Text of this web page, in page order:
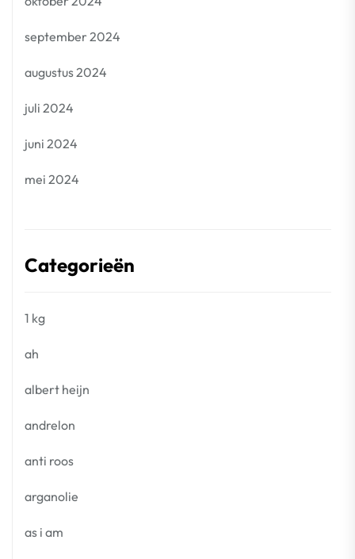
september 2024
augustus 2024
juli 2024
juni 2024
mei 2024
Categorieën
1 kg
ah
albert heijn
andrelon
anti roos
arganolie
as i am